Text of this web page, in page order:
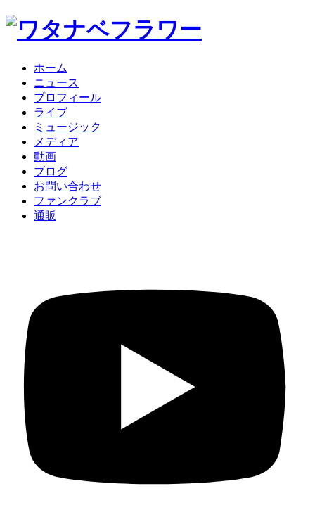
ホーム
ニュース
プロフィール
ライブ
ミュージック
メディア
動画
ブログ
お問い合わせ
ファンクラブ
通販